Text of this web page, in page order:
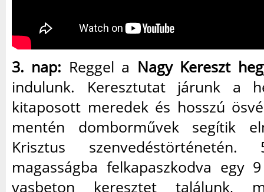
3. nap: Reggel a Nagy Kereszt
indulunk. Keresztutat járunk a
kitaposott meredek és hosszú
mentén domborművek segítik
Krisztus
magasságba felkapaszkodva egy
vasbeton keresztet találunk,